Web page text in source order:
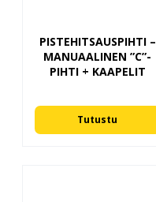
PISTEHITSAUSPIHTI –
MANUAALINEN ”C”-
PIHTI + KAAPELIT
Tutustu